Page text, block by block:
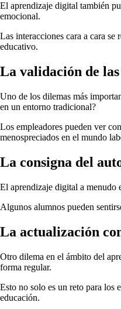
El aprendizaje digital también
emocional.
Las interacciones cara a cara
educativo.
La validación de
Uno de los dilemas más
en un entorno tradicional?
Los empleadores pueden ver
menospreciados en el mundo
La consigna del
El aprendizaje digital a menudo
Algunos alumnos pueden
La actualización
Otro dilema en el ámbito del
forma regular.
Esto no solo es un reto para los
educación.